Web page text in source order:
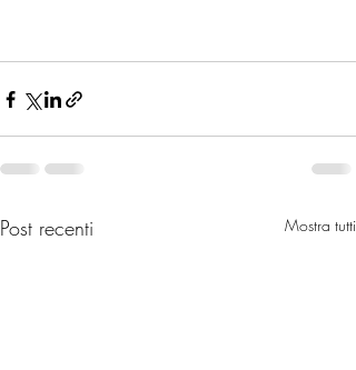
Post recenti Mostra tutti